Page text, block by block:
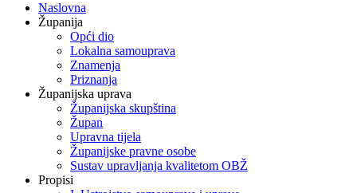
Naslovna
Županija
Opći dio
Lokalna samouprava
Znamenja
Priznanja
Županijska uprava
Županijska skupština
Župan
Upravna tijela
Županijske pravne osobe
Sustav upravljanja kvalitetom OBŽ
Propisi